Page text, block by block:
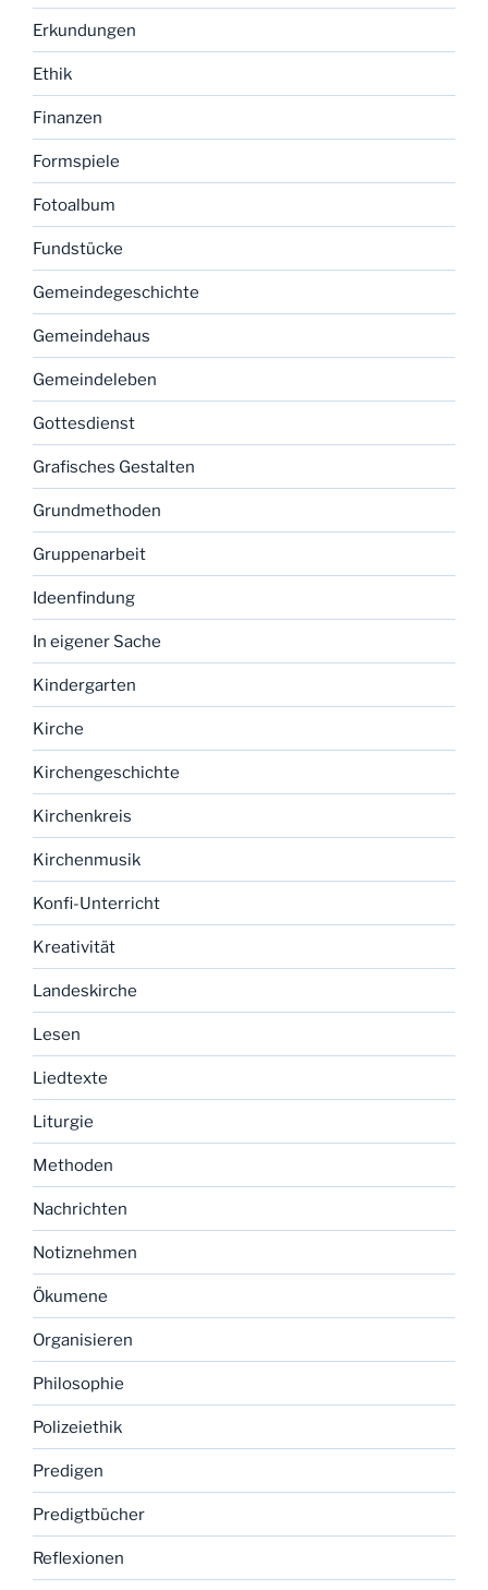
Erkundungen
Ethik
Finanzen
Formspiele
Fotoalbum
Fundstücke
Gemeindegeschichte
Gemeindehaus
Gemeindeleben
Gottesdienst
Grafisches Gestalten
Grundmethoden
Gruppenarbeit
Ideenfindung
In eigener Sache
Kindergarten
Kirche
Kirchengeschichte
Kirchenkreis
Kirchenmusik
Konfi-Unterricht
Kreativität
Landeskirche
Lesen
Liedtexte
Liturgie
Methoden
Nachrichten
Notiznehmen
Ökumene
Organisieren
Philosophie
Polizeiethik
Predigen
Predigtbücher
Reflexionen